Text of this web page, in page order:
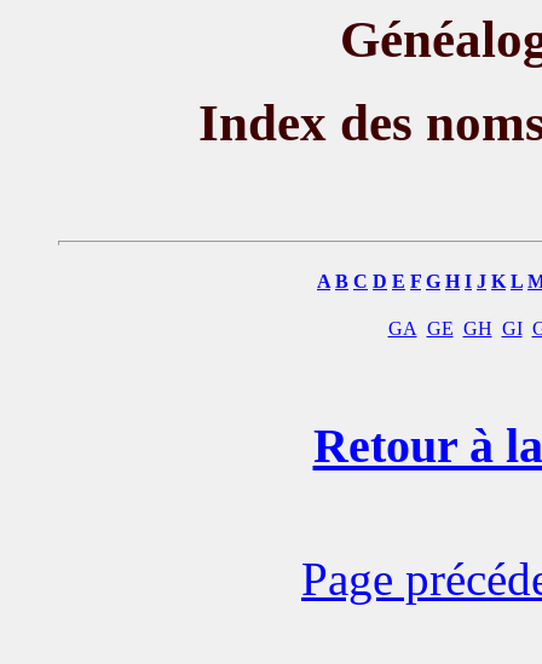
Index des
A B C D E F G H I J K L
GA GE GH GI
Retour à
Page